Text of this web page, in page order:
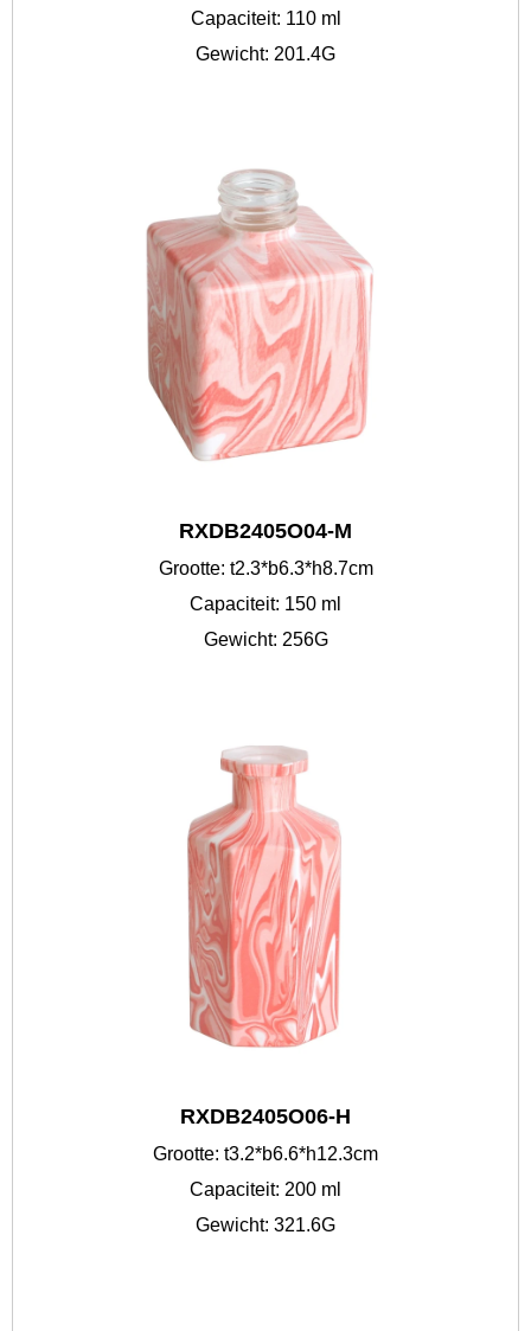
Capaciteit: 110 ml
Gewicht: 201.4G
RXDB2405O04-M
Grootte: t2.3*b6.3*h8.7cm
Capaciteit: 150 ml
Gewicht: 256G
RXDB2405O06-H
Grootte: t3.2*b6.6*h12.3cm
Capaciteit: 200 ml
Gewicht: 321.6G